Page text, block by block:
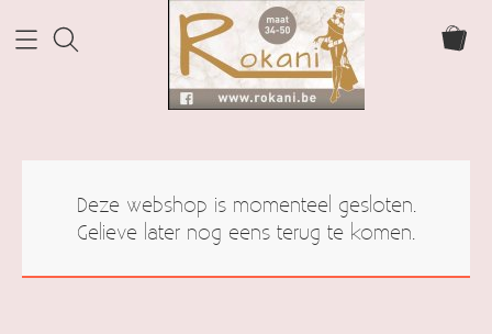
Webshop
Deze webshop is momenteel gesloten.
Gelieve later nog eens terug te komen.